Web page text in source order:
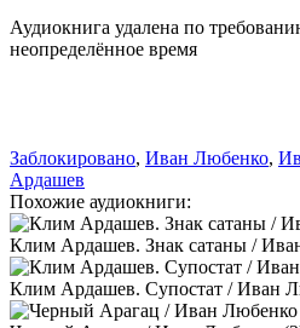
Аудиокнига удалена по
неопределённое время
Заблокировано, Иван Любенко,
Ардашев
Похожие аудиокниги:
Клим Ардашев. Знак сатаны /
Клим Ардашев. Супостат / Иван